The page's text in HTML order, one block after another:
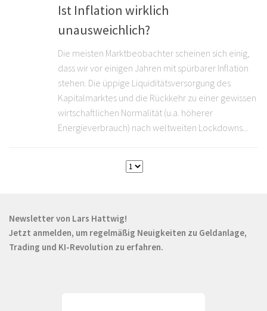
Ist Inflation wirklich
unausweichlich?
Die meisten Marktbeobachter scheinen sich einig,
dass wir vor einigen Jahren mit spürbarer Inflation
stehen. Die üppige Liquiditätsversorgung des
Kapitalmarktes und die Rückkehr zu einer gewissen
wirtschaftlichen Normalität (u.a. höherer
Energieverbrauch) nach weltweiten Lockdowns...
Newsletter von Lars Hattwig!
Jetzt anmelden, um regelmäßig Neuigkeiten zu Geldanlage,
Trading und KI-Revolution zu erfahren.